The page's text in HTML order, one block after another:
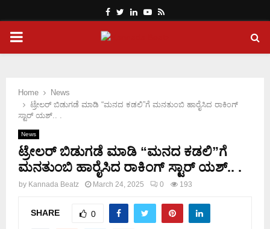
Facebook
Twitter
LinkedinYoutube
Rss
PRIMARY
Home
News
ಟ್ರೇಲರ್ ಬಿಡುಗಡೆ ಮಾಡಿ‌ “ಮನದ ಕಡಲಿ”ಗೆ ಮನತುಂಬಿ ಹಾರೈಸಿದ ರಾಕಿಂಗ್
ಸ್ಟಾರ್ ಯಶ್.. .
News
ಟ್ರೇಲರ್ ಬಿಡುಗಡೆ ಮಾಡಿ‌ “ಮನದ ಕಡಲಿ”ಗೆ
ಮನತುಂಬಿ ಹಾರೈಸಿದ ರಾಕಿಂಗ್ ಸ್ಟಾರ್ ಯಶ್.. .
by Kannada Beatz March 24, 2025 0 193
SHARE 0